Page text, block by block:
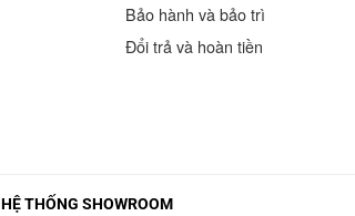
Bảo hành và bảo trì
Đổi trả và hoàn tiền
HỆ THỐNG SHOWROOM